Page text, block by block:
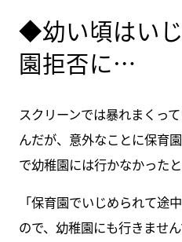
◆幼い頃はい
園拒否に…
スクリーンでは暴れまくっ
んだが、意外なことに保育
で幼稚園には行かなかったと
「保育園でいじめられて途
ので、幼稚園にも行きませ